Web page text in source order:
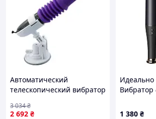
Автоматический
телескопический вибратор
D10-2025
2 692 ₴
3 034₴
Идеально
Вибратор
1 380 ₴